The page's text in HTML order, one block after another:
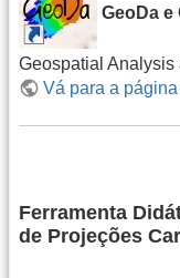
GeoDa e
Geospatial
Vá para a
Ferramenta
de Projeções